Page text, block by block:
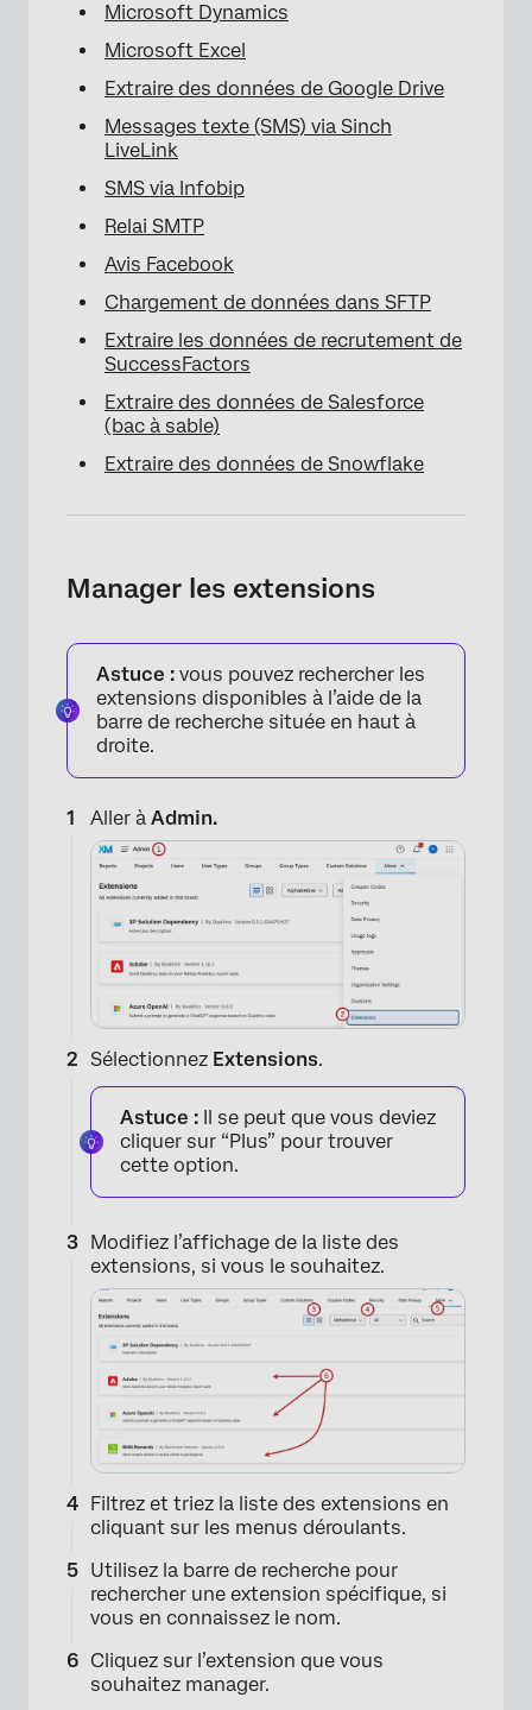
Microsoft Dynamics
Microsoft Excel
Extraire des données de Google Drive
Messages texte (SMS) via Sinch
LiveLink
SMS via Infobip
Relai SMTP
Avis Facebook
Chargement de données dans SFTP
Extraire les données de recrutement de
SuccessFactors
Extraire des données de Salesforce
(bac à sable)
Extraire des données de Snowflake
Manager les extensions
Astuce : vous pouvez rechercher les
extensions disponibles à l’aide de la
barre de recherche située en haut à
droite.
Aller à Admin.
Sélectionnez Extensions.
Astuce : Il se peut que vous deviez
cliquer sur “Plus” pour trouver
cette option.
Modifiez l’affichage de la liste des
extensions, si vous le souhaitez.
Filtrez et triez la liste des extensions en
cliquant sur les menus déroulants.
Utilisez la barre de recherche pour
rechercher une extension spécifique, si
vous en connaissez le nom.
Cliquez sur l’extension que vous
souhaitez manager.